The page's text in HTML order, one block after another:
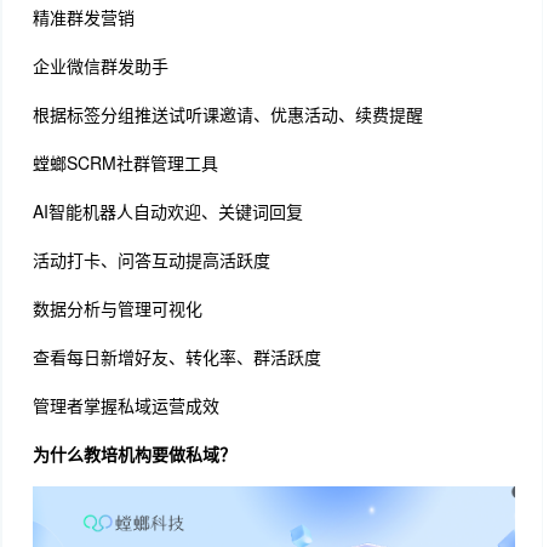
精准群发营销
企业微信群发助手
根据标签分组推送试听课邀请、优惠活动、续费提醒
螳螂SCRM社群管理工具
AI智能机器人自动欢迎、关键词回复
活动打卡、问答互动提高活跃度
数据分析与管理可视化
查看每日新增好友、转化率、群活跃度
管理者掌握私域运营成效
为什么教培机构要做私域？